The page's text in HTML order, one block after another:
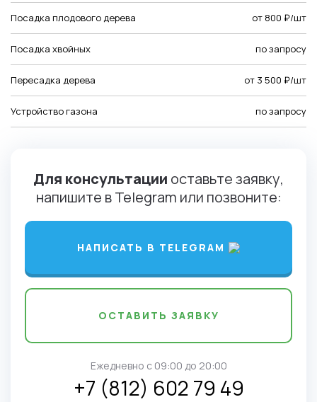
Посадка плодового дерева от 800 ₽/шт
Посадка хвойных по запросу
Пересадка дерева от 3 500 ₽/шт
Устройство газона по запросу
Для консультации оставьте заявку,
напишите в Telegram или позвоните:
НАПИСАТЬ В TELEGRAM
ОСТАВИТЬ ЗАЯВКУ
Ежедневно c 09:00 до 20:00
+7 (812) 602 79 49